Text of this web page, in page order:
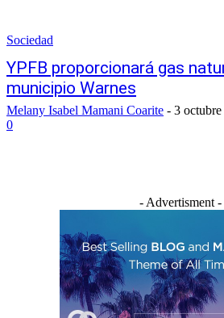
Sociedad
YPFB proporcionará gas
municipio Warnes
Melany Isabel Mamani Coarite - 3 octubre
0
- Advertisment -